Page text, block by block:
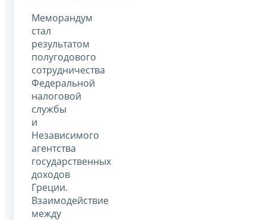
Меморандум
стал
результатом
полугодового
сотрудничества
Федеральной
налоговой
службы
и
Независимого
агентства
государственных
доходов
Греции.
Взаимодействие
между